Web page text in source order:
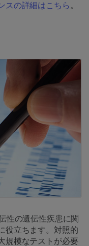
スの詳細はこちら。
性の遺伝性疾患に関
役立ちます。対照的
規模なテストが必要